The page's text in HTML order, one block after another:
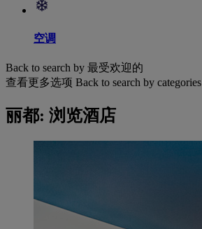
空调
Back to search by 最受欢迎的
查看更多选项 Back to search by categories
丽都: 浏览酒店